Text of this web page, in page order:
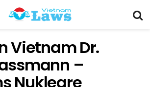
Vietnam Dr.
–
Nukleare